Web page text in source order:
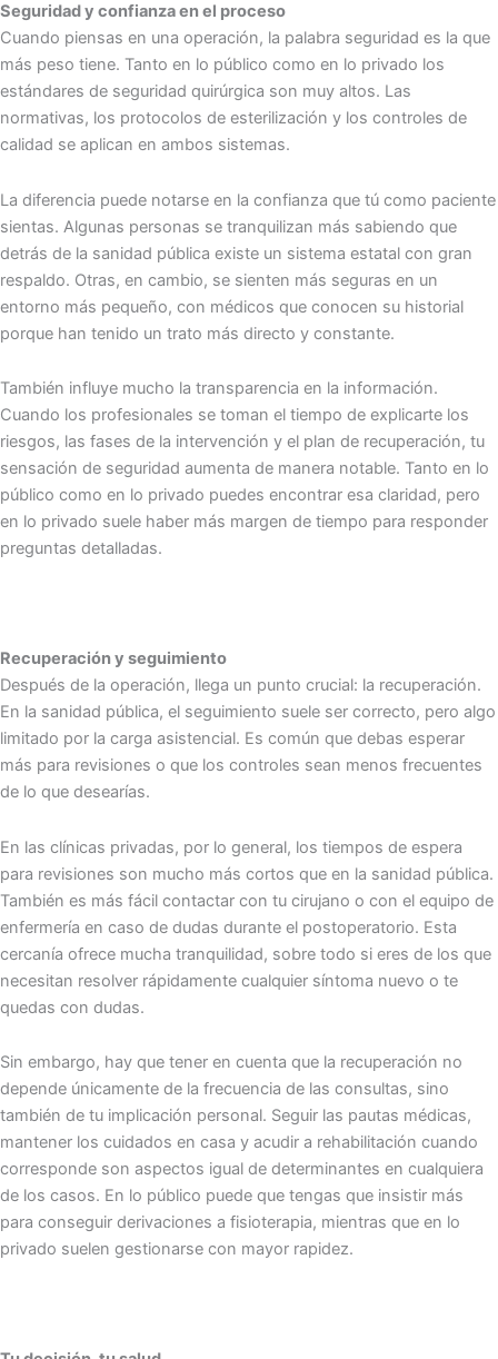
Seguridad y confianza en el proceso
Cuando piensas en una operación, la palabra seguridad es la que
más peso tiene. Tanto en lo público como en lo privado los
estándares de seguridad quirúrgica son muy altos. Las
normativas, los protocolos de esterilización y los controles de
calidad se aplican en ambos sistemas.
La diferencia puede notarse en la confianza que tú como paciente
sientas. Algunas personas se tranquilizan más sabiendo que
detrás de la sanidad pública existe un sistema estatal con gran
respaldo. Otras, en cambio, se sienten más seguras en un
entorno más pequeño, con médicos que conocen su historial
porque han tenido un trato más directo y constante.
También influye mucho la transparencia en la información.
Cuando los profesionales se toman el tiempo de explicarte los
riesgos, las fases de la intervención y el plan de recuperación, tu
sensación de seguridad aumenta de manera notable. Tanto en lo
público como en lo privado puedes encontrar esa claridad, pero
en lo privado suele haber más margen de tiempo para responder
preguntas detalladas.
Recuperación y seguimiento
Después de la operación, llega un punto crucial: la recuperación.
En la sanidad pública, el seguimiento suele ser correcto, pero algo
limitado por la carga asistencial. Es común que debas esperar
más para revisiones o que los controles sean menos frecuentes
de lo que desearías.
En las clínicas privadas, por lo general, los tiempos de espera
para revisiones son mucho más cortos que en la sanidad pública.
También es más fácil contactar con tu cirujano o con el equipo de
enfermería en caso de dudas durante el postoperatorio. Esta
cercanía ofrece mucha tranquilidad, sobre todo si eres de los que
necesitan resolver rápidamente cualquier síntoma nuevo o te
quedas con dudas.
Sin embargo, hay que tener en cuenta que la recuperación no
depende únicamente de la frecuencia de las consultas, sino
también de tu implicación personal. Seguir las pautas médicas,
mantener los cuidados en casa y acudir a rehabilitación cuando
corresponde son aspectos igual de determinantes en cualquiera
de los casos. En lo público puede que tengas que insistir más
para conseguir derivaciones a fisioterapia, mientras que en lo
privado suelen gestionarse con mayor rapidez.